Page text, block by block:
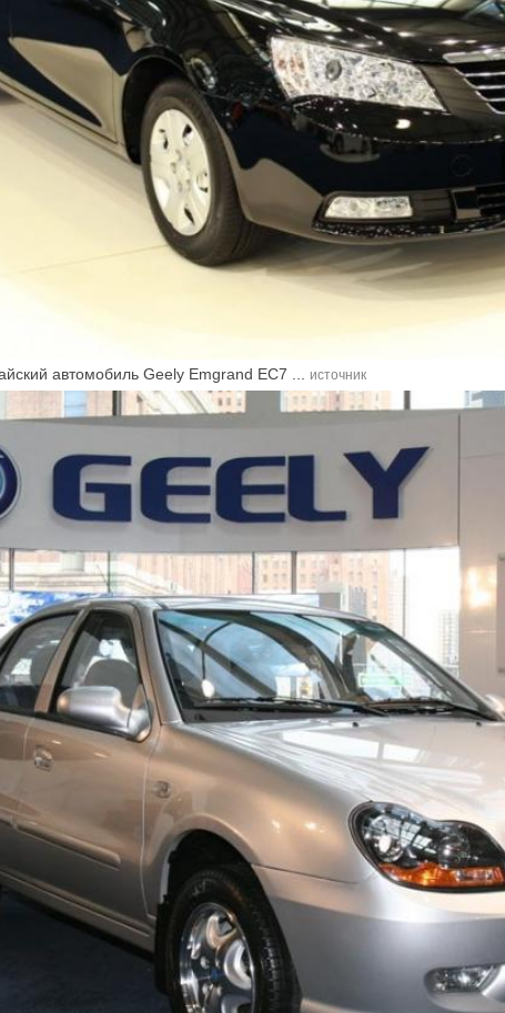
автомобиль Geely Emgrand EC7 ... источник